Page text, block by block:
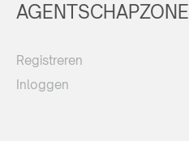
AGENTSCHAPZONE
Registreren
Inloggen